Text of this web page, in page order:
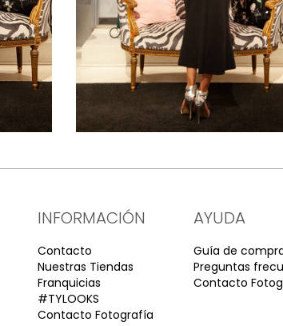
INFORMACIÓN
Contacto
Nuestras Tiendas
Franquicias
#TYLOOKS
Contacto Fotografía
AYUDA
Guía de
Preguntas
Contacto